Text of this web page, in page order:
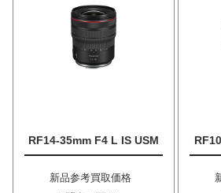
RF14-35mm F4 L IS USM
新品参考買取価格